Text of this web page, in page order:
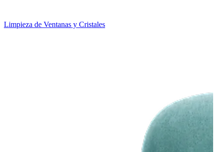
Limpieza de Ventanas y Cristales